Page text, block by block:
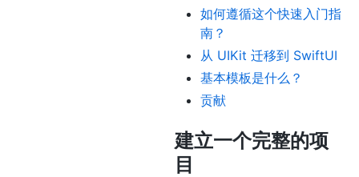
如何遵循这个快速入门指
南？
从 UIKit 迁移到 SwiftUI
基本模板是什么？
贡献
建立一个完整的项
目